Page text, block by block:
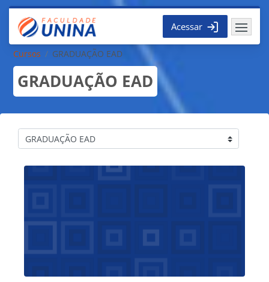
Ir para o conteúdo principal
Acessar
Cursos GRADUAÇÃO EAD
GRADUAÇÃO EAD
Categorias de Cursos